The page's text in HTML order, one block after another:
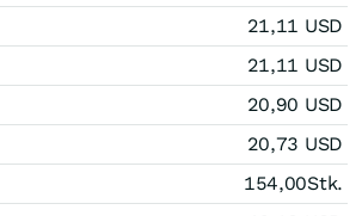
21,11 USD
21,11 USD
20,90 USD
20,73 USD
154,00Stk.